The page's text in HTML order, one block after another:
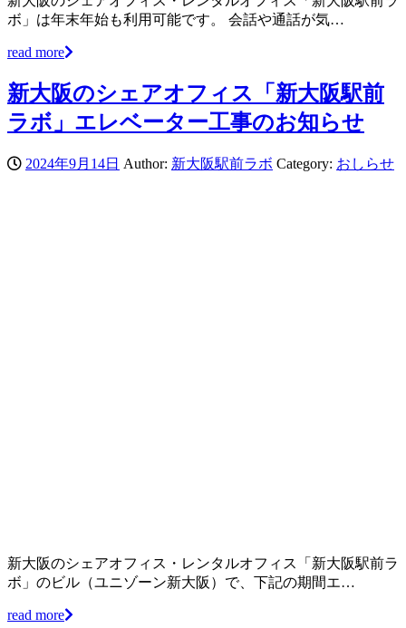
ボ」は年末年始も利用可能です。 会話や通話が気…
read more
新大阪のシェアオフィス「新大阪駅前
ラボ」エレベーター工事のお知らせ
2024年9月14日 Author: 新大阪駅前ラボ Category: おしらせ
新大阪のシェアオフィス・レンタルオフィス「新大阪駅前ラ
ボ」のビル（ユニゾーン新大阪）で、下記の期間エ…
read more